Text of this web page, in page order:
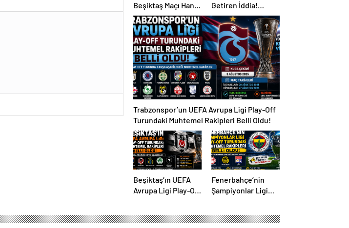
Beşiktaş Maçı Hangi
Kanalda, Saat
Kaçta, Şifresiz Mi?
Getiren İddia!
Mohamed Salah İçin
Trabzonspor
Sürprizi
Trabzonspor’un UEFA Avrupa Ligi Play-Off
Turundaki Muhtemel Rakipleri Belli Oldu!
Beşiktaş’ın UEFA
Avrupa Ligi Play-Off
Belli Oldu! Avrupa
Fenerbahçe’nin
Şampiyonlar Ligi
Belli Oldu!